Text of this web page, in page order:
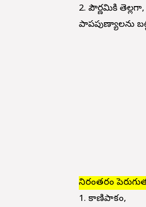
2. పౌర్ణమికి
పాపపుణ్యాలను
నిరంతరం
1. కాణిపాకం,